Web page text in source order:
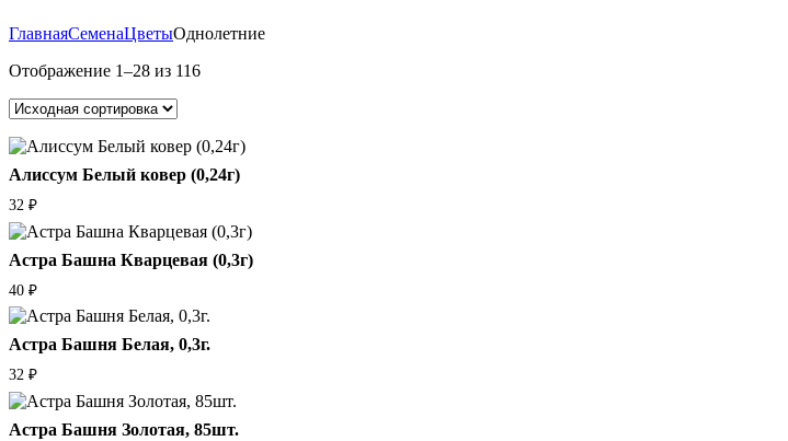
ГлавнаяСеменаЦветыОднолетние
Отображение 1–28 из 116
Алиссум Белый ковер (0,24г)
32 ₽
Астра Башна Кварцевая (0,3г)
40 ₽
Астра Башня Белая, 0,3г.
32 ₽
Астра Башня Золотая, 85шт.